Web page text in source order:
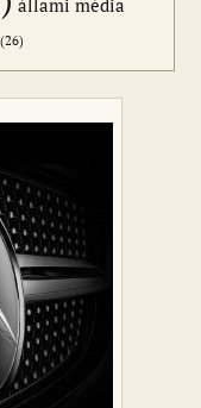
állami média
(26)